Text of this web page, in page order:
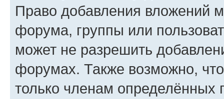
Право добавления вложений
форума, группы или
может не разрешить
форумах. Также возможно,
только членам определённых